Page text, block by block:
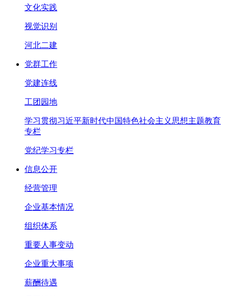
文化实践
视觉识别
河北二建
党群工作
党建连线
工团园地
学习贯彻习近平新时代中国特色社会主义思想主题教育
专栏
党纪学习专栏
信息公开
经营管理
企业基本情况
组织体系
重要人事变动
企业重大事项
薪酬待遇